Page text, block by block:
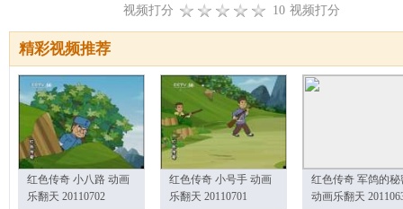
视频打分 10 视频打分
精彩视频推荐
红色传奇 小八路 动画
乐翻天 20110702
红色传奇 小号手 动画
乐翻天 20110701
红色传奇 军鸽的秘
动画乐翻天